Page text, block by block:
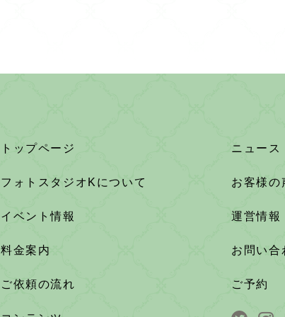
トップページ
フォトスタジオKについて
イベント情報
料金案内
ご依頼の流れ
ニュース
お客様の
運営情報
お問い合
ご予約